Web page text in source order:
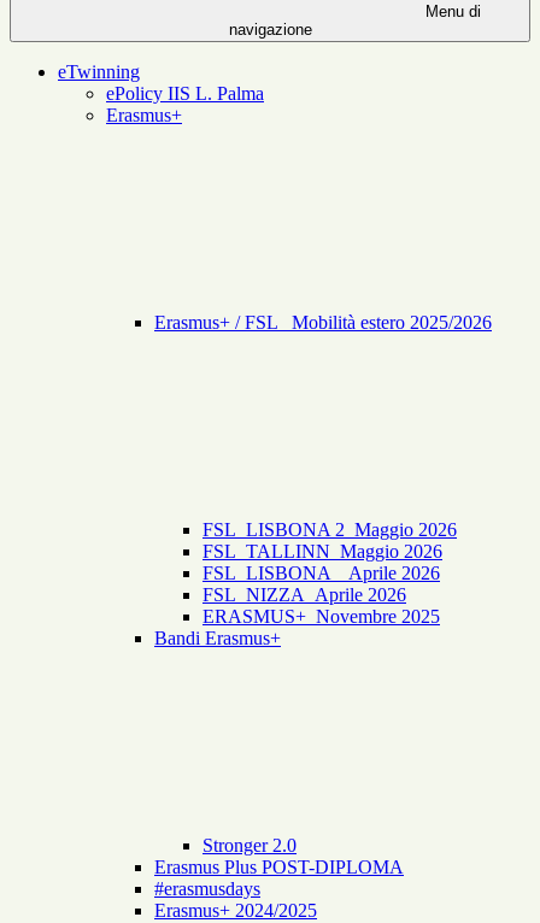
Menu di
navigazione
eTwinning
ePolicy IIS L. Palma
Erasmus+
Erasmus+ / FSL _Mobilità estero 2025/2026
FSL_LISBONA 2_Maggio 2026
FSL_TALLINN_Maggio 2026
FSL_LISBONA _ Aprile 2026
FSL_NIZZA_Aprile 2026
ERASMUS+_Novembre 2025
Bandi Erasmus+
Stronger 2.0
Erasmus Plus POST-DIPLOMA
#erasmusdays
Erasmus+ 2024/2025